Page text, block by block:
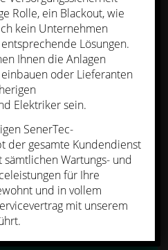
DACHS
BHKW
Rolle, ein Blackout, wie
kein Unternehmen
Lösungen.
Ihnen die Anlagen
oder Lieferanten
Elektriker sein.
SenerTec-
der gesamte Kundendienst
Wartungs- und
für Ihre
und in vollem
mit unserem